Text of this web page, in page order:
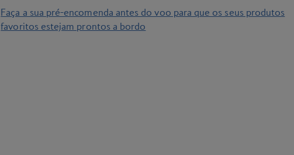
Faça a sua pré-encomenda antes do voo para que os seus produtos
favoritos estejam prontos a bordo